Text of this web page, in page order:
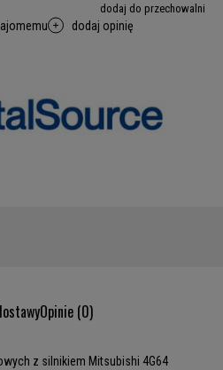
dodaj do przechowalni
dodaj opinię
Opinie (0)
z silnikiem Mitsubishi 4G64